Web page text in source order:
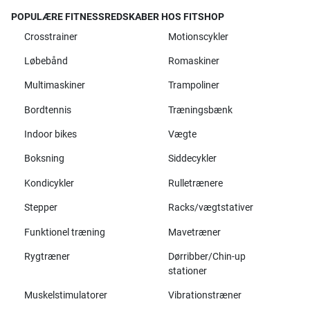
POPULÆRE FITNESSREDSKABER HOS FITSHOP
Crosstrainer
Motionscykler
Løbebånd Romaskiner
Multimaskiner Trampoliner
Bordtennis Træningsbænk
Indoor bikes Vægte
Boksning Siddecykler
Kondicykler Rulletrænere
Stepper Racks/vægtstativer
Funktionel træning Mavetræner
Rygtræner
Dørribber/Chin-up
stationer
Muskelstimulatorer Vibrationstræner